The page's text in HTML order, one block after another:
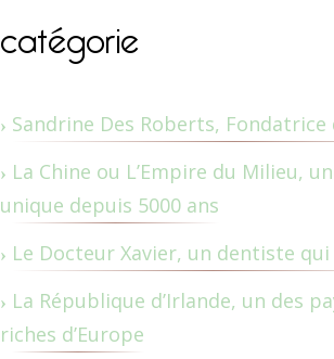
catégorie
Sandrine Des Roberts, Fondatrice
La Chine ou L’Empire du Milieu,
unique depuis 5000 ans
Le Docteur Xavier, un dentiste qui
La République d’Irlande, un des
riches d’Europe